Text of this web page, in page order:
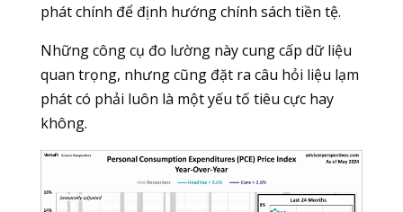
phát chính để định hướng chính sách tiền tệ.
Những công cụ đo lường này cung cấp dữ liệu
quan trọng, nhưng cũng đặt ra câu hỏi liệu lạm
phát có phải luôn là một yếu tố tiêu cực hay
không.